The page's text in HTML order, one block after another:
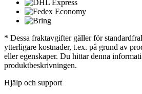
* Dessa fraktavgifter gäller för
ytterligare kostnader, t.ex. på grund av
eller egenskaper. Du hittar denna
produktbeskrivningen.
Hjälp och support